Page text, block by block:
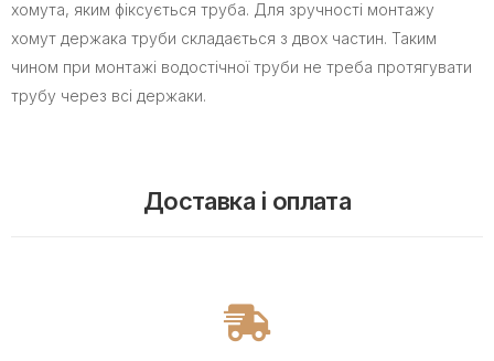
хомута, яким фіксується труба. Для зручності монтажу
хомут держака труби складається з двох частин. Таким
чином при монтажі водостічної труби не треба протягувати
трубу через всі держаки.
Доставка і оплата